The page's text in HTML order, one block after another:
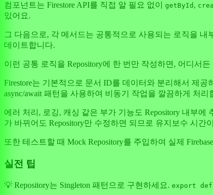
컴포넌트는 Firestore API를 직접 알 필요 없이 getById ,
있어요.
그 다음으로, 각 메서드는 공통적으로 사용되는 로직을 내
데이트합니다.
이런 공통 로직을 Repository에 한 번만 작성하면, 어디서
Firestore는 기본적으로 문서 ID를 데이터와 분리해서 제
async/await 패턴을 사용하여 비동기 작업을 깔끔하게 처리
에러 처리, 로깅, 캐싱 같은 부가 기능도 Repository 내부
가 바뀌어도 Repository만 수정하면 되므로 유지보수 시간
또한 테스트할 때 Mock Repository를 주입하여 실제
실전 팁
💡 Repository는 Singleton 패턴으로 구현하세요. export